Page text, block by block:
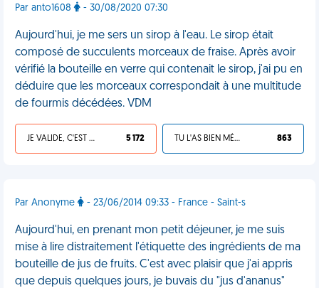
Par anto1608 - 30/08/2020 07:30
Aujourd'hui, je me sers un sirop à l'eau. Le sirop était
composé de succulents morceaux de fraise. Après avoir
vérifié la bouteille en verre qui contenait le sirop, j'ai pu en
déduire que les morceaux correspondait à une multitude
de fourmis décédées. VDM
JE VALIDE, C'EST UNE VDM 5 172 TU L'AS BIEN MÉRITÉ 863
Par Anonyme - 23/06/2014 09:33 - France - Saint-s
Aujourd'hui, en prenant mon petit déjeuner, je me suis
mise à lire distraitement l'étiquette des ingrédients de ma
bouteille de jus de fruits. C'est avec plaisir que j'ai appris
que depuis quelques jours, je buvais du "jus d'ananus"